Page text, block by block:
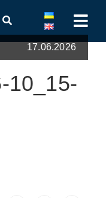
17.06.2026
10_15-